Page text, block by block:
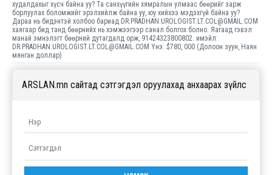
худалдахыг хүсч байна уу? Та санхүүгийн хямралын улмаас бөөрийг зарж
борлуулах боломжийг эрэлхийлж байна уу, юу хийхээ мэдэхгүй байна уу?
Дараа нь бидэнтэй холбоо бариад DR.PRADHAN.UROLOGIST.LT.COL@GMAIL.COM
хаягаар бид танд бөөрнийх нь хэмжээгээр санал болгох болно. Яагаад гэвэл
манай эмнэлэгт бөөрний дутагдалд орж, 91424323800802. имэйл:
DR.PRADHAN.UROLOGIST.LT.COL@GMAIL.COM Yнэ: $780, 000 (Долоон зуун, Наян
мянган доллар)
ARSLAN.mn сайтад сэтгэгдэл оруулахад анхаарах зүйлс